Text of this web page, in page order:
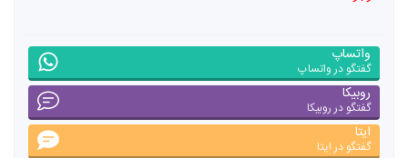
واتساپ
گفتگو در واتساپ
روبیکا
گفتگو در روبیکا
ایتا
گفتگو در ایتا